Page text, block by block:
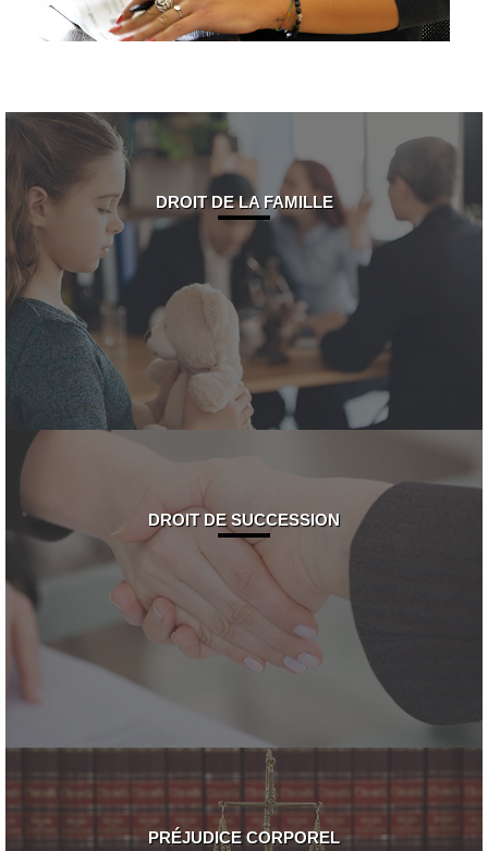
DROIT DE LA FAMILLE
DROIT DE SUCCESSION
PRÉJUDICE CORPOREL